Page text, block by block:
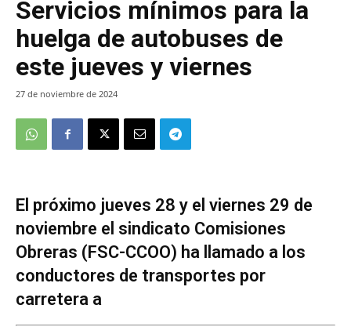
Servicios mínimos para la
huelga de autobuses de
este jueves y viernes
27 de noviembre de 2024
El próximo jueves 28 y el viernes 29 de
noviembre el sindicato Comisiones
Obreras (FSC-CCOO) ha llamado a los
conductores de transportes por
carretera a